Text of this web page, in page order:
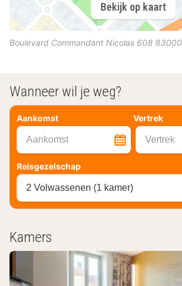
Bekijk op kaart
Boulevard Commandant Nicolas 608 83000
Wanneer wil je weg?
Aankomst Vertrek
Aankomst Vertrek
Reisgezelschap
2 Volwassenen (1 kamer)
Kamers